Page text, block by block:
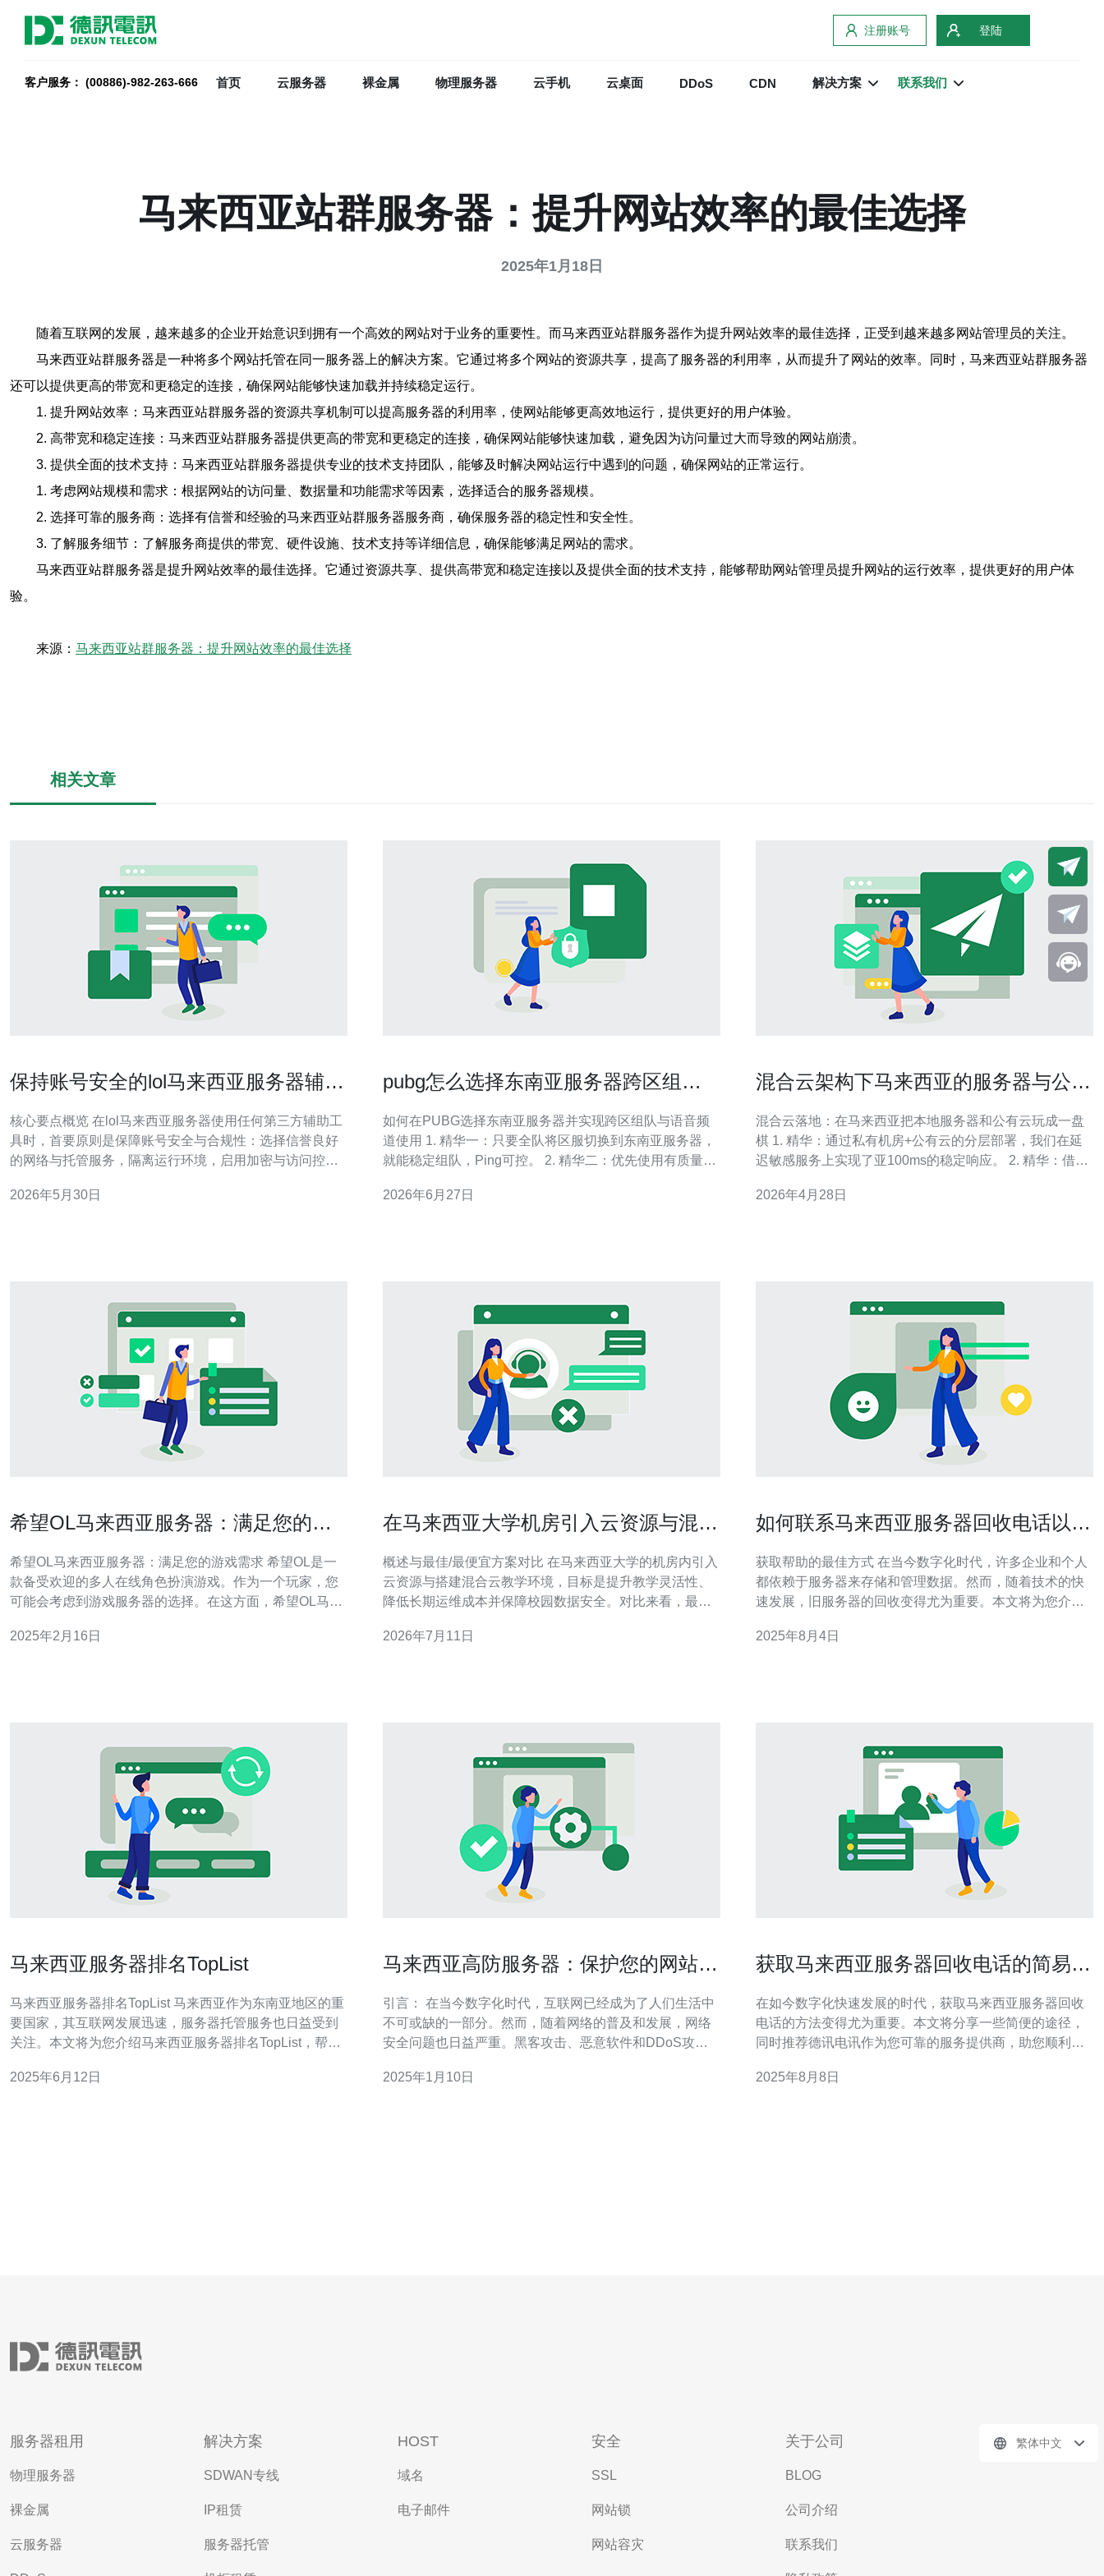
注册账号 登陆
客户服务： (00886)-982-263-666 首页 云服务器 裸金属 物理服务器 云手机 云桌面 DDoS CDN 解决方案 联系我们
马来西亚站群服务器：提升网站效率的最佳选择
2025年1月18日
随着互联网的发展，越来越多的企业开始意识到拥有一个高效的网站对于业务的重要性。而马来西亚站群服务器作为提升网站效率的最佳选择，正受到越来越多网站管理员的关注。
马来西亚站群服务器是一种将多个网站托管在同一服务器上的解决方案。它通过将多个网站的资源共享，提高了服务器的利用率，从而提升了网站的效率。同时，马来西亚站群服务器
还可以提供更高的带宽和更稳定的连接，确保网站能够快速加载并持续稳定运行。
1. 提升网站效率：马来西亚站群服务器的资源共享机制可以提高服务器的利用率，使网站能够更高效地运行，提供更好的用户体验。
2. 高带宽和稳定连接：马来西亚站群服务器提供更高的带宽和更稳定的连接，确保网站能够快速加载，避免因为访问量过大而导致的网站崩溃。
3. 提供全面的技术支持：马来西亚站群服务器提供专业的技术支持团队，能够及时解决网站运行中遇到的问题，确保网站的正常运行。
1. 考虑网站规模和需求：根据网站的访问量、数据量和功能需求等因素，选择适合的服务器规模。
2. 选择可靠的服务商：选择有信誉和经验的马来西亚站群服务器服务商，确保服务器的稳定性和安全性。
3. 了解服务细节：了解服务商提供的带宽、硬件设施、技术支持等详细信息，确保能够满足网站的需求。
马来西亚站群服务器是提升网站效率的最佳选择。它通过资源共享、提供高带宽和稳定连接以及提供全面的技术支持，能够帮助网站管理员提升网站的运行效率，提供更好的用户体
验。
来源： 马来西亚站群服务器：提升网站效率的最佳选择
相关文章
保持账号安全的lol马来西亚服务器辅助
核心要点概览 在lol马来西亚服务器使用任何第三方辅助工
具时，首要原则是保障账号安全与合规性：选择信誉良好
的网络与托管服务，隔离运行环境，启用加密与访问控
账号凭证或使用可疑破解工具，遇风险时及时回滚与审
2026年5月30日
pubg怎么选择东南亚服务器跨区组队
如何在PUBG选择东南亚服务器并实现跨区组队与语音频
道使用 1. 精华一：只要全队将区服切换到东南亚服务器，
就能稳定组队，Ping可控。 2. 精华二：优先使用有质量保
3. 精华三：切换区服
2026年6月27日
混合云架构下马来西亚的服务器与公有
混合云落地：在马来西亚把本地服务器和公有云玩成一盘
棋 1. 精华：通过私有机房+公有云的分层部署，我们在延
迟敏感服务上实现了亚100ms的稳定响应。 2. 精华：借助
（如TM ONE）合作，数据主权与合规同时在线。 3. 精
2026年4月28日
希望OL马来西亚服务器：满足您的游
希望OL马来西亚服务器：满足您的游戏需求 希望OL是一
款备受欢迎的多人在线角色扮演游戏。作为一个玩家，您
可能会考虑到游戏服务器的选择。在这方面，希望OL马来
器具有稳定的网络连接。它采用了先进的技术设备和高速
2025年2月16日
在马来西亚大学机房引入云资源与混合
概述与最佳/最便宜方案对比 在马来西亚大学的机房内引入
云资源与搭建混合云教学环境，目标是提升教学灵活性、
降低长期运维成本并保障校园数据安全。对比来看，最佳
CPU、NVMe存储）为私有侧，再对接主流公有云（按需
2026年7月11日
如何联系马来西亚服务器回收电话以获
获取帮助的最佳方式 在当今数字化时代，许多企业和个人
都依赖于服务器来存储和管理数据。然而，随着技术的快
速发展，旧服务器的回收变得尤为重要。本文将为您介绍
的帮助和服务。以下是您需要了解的三个精华信息： 了解
2025年8月4日
马来西亚服务器排名TopList
马来西亚服务器排名TopList 马来西亚作为东南亚地区的重
要国家，其互联网发展迅速，服务器托管服务也日益受到
关注。本文将为您介绍马来西亚服务器排名TopList，帮助
是根据服务器性能、网络稳定性、价格和客户评价等多个
2025年6月12日
马来西亚高防服务器：保护您的网站安
引言： 在当今数字化时代，互联网已经成为了人们生活中
不可或缺的一部分。然而，随着网络的普及和发展，网络
安全问题也日益严重。黑客攻击、恶意软件和DDoS攻击
保护您的网站免受各种网络威胁，马来西亚高防服务器成
2025年1月10日
获取马来西亚服务器回收电话的简易方
在如今数字化快速发展的时代，获取马来西亚服务器回收
电话的方法变得尤为重要。本文将分享一些简便的途径，
同时推荐德讯电讯作为您可靠的服务提供商，助您顺利进
器回收的重要性 随着互联网的迅猛发展，企业和个人对服
2025年8月8日
服务器租用
物理服务器
裸金属
云服务器
解决方案
SDWAN专线
IP租赁
服务器托管
HOST
域名
电子邮件
安全
SSL
网站锁
网站容灾
关于公司
BLOG
公司介绍
联系我们
繁体中文